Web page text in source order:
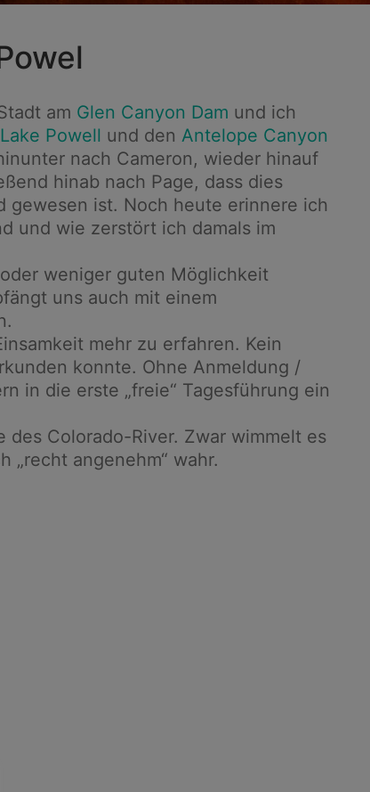
am Glen Canyon Dam und ich
Lake Powell und den Antelope Canyon
nach Cameron, wieder hinauf
hinab nach Page, dass dies
gewesen ist. Noch heute erinnere ich
und wie zerstört ich damals im
weniger guten Möglichkeit
uns auch mit einem
mehr zu erfahren. Kein
konnte. Ohne Anmeldung /
in die erste „freie“ Tagesführung ein
Colorado-River. Zwar wimmelt es
„recht angenehm“ wahr.